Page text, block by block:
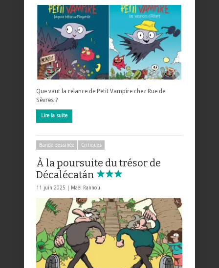
Que vaut la relance de Petit Vampire chez Rue de
Sèvres ?
Lire la suite
Bande dessinée Critiques
À la poursuite du trésor de
Décalécatán
11 juin 2025 | Maël Rannou